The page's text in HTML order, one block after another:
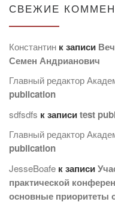
СВЕЖИЕ
Константин к записи
Семен Андрианович
Главный редактор
publication
sdfsdfs к записиtest
Главный редактор
publication
JesseBoafe к записи
практической
основные приоритеты